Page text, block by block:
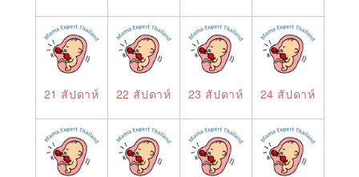
21 สัปดาห์ 22 สัปดาห์ 23 สัปดาห์ 24 สัปดาห์